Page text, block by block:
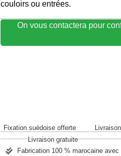
couloirs ou entrées.
On vous contactera pour
Fixation suédoise offerte
Livraison gratuite
Fabrication 100 % marocaine avec